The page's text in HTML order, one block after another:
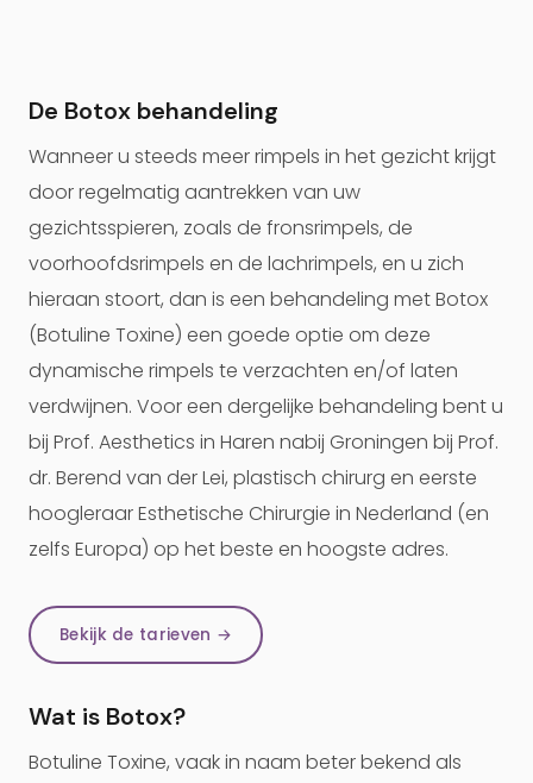
De Botox behandeling
Wanneer u steeds meer rimpels in het gezicht krijgt
door regelmatig aantrekken van uw
gezichtsspieren, zoals de fronsrimpels, de
voorhoofdsrimpels en de lachrimpels, en u zich
hieraan stoort, dan is een behandeling met Botox
(Botuline Toxine) een goede optie om deze
dynamische rimpels te verzachten en/of laten
verdwijnen. Voor een dergelijke behandeling bent u
bij Prof. Aesthetics in Haren nabij Groningen bij Prof.
dr. Berend van der Lei, plastisch chirurg en eerste
hoogleraar Esthetische Chirurgie in Nederland (en
zelfs Europa) op het beste en hoogste adres.
Bekijk de tarieven →
Wat is Botox?
Botuline Toxine, vaak in naam beter bekend als